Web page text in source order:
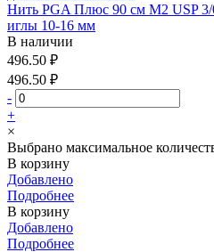
Нить PGA Плюс 90 см М2 USP 3/
иглы 10-16 мм
В наличии
496.50 ₽
496.50 ₽
-
+
×
Выбрано максимальное
В корзину
Добавлено
Подробнее
В корзину
Добавлено
Подробнее